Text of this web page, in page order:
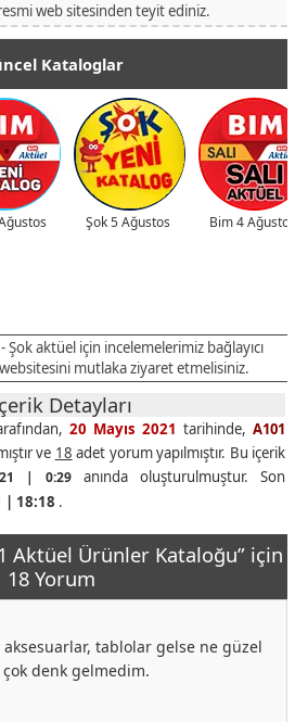
web sitesinden teyit ediniz.
Kataloglar
Şok 5 Ağustos Bim 4 Ağustos
aktüel için incelemelerimiz bağlayıcı
mutlaka ziyaret etmelisiniz.
Detayları
20 Mayıs 2021 tarihinde,A101
ve 18 adet yorum yapılmıştır. Bu içerik
| 0:29anında oluşturulmuştur. Son
| 18:18 .
Aktüel Ürünler Kataloğu” için
18 Yorum
tablolar gelse ne güzel
denk gelmedim.